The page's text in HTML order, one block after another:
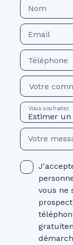
Nom
Email
Téléphone
Votre
Estimer un
Vous souhaitez
Votre
vous ne